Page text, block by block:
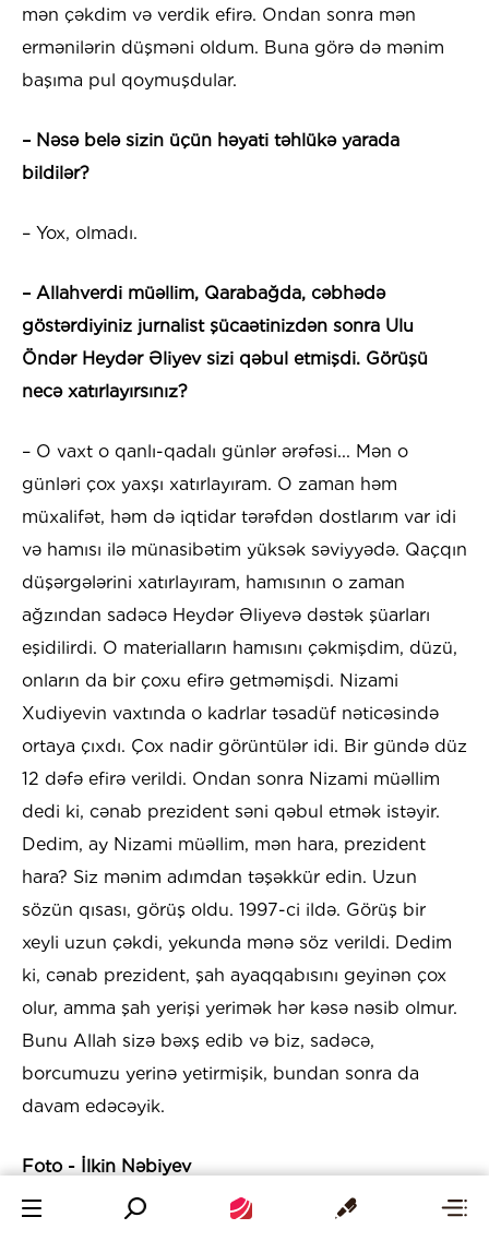
mən çəkdim və verdik efirə. Ondan sonra mən
ermənilərin düşməni oldum. Buna görə də mənim
başıma pul qoymuşdular.
– Nəsə belə sizin üçün həyati təhlükə yarada
bildilər?
– Yox, olmadı.
– Allahverdi müəllim, Qarabağda, cəbhədə
göstərdiyiniz jurnalist şücaətinizdən sonra Ulu
Öndər Heydər Əliyev sizi qəbul etmişdi. Görüşü
necə xatırlayırsınız?
– O vaxt o qanlı-qadalı günlər ərəfəsi... Mən o
günləri çox yaxşı xatırlayıram. O zaman həm
müxalifət, həm də iqtidar tərəfdən dostlarım var idi
və hamısı ilə münasibətim yüksək səviyyədə. Qaçqın
düşərgələrini xatırlayıram, hamısının o zaman
ağzından sadəcə Heydər Əliyevə dəstək şüarları
eşidilirdi. O materialların hamısını çəkmişdim, düzü,
onların da bir çoxu efirə getməmişdi. Nizami
Xudiyevin vaxtında o kadrlar təsadüf nəticəsində
ortaya çıxdı. Çox nadir görüntülər idi. Bir gündə düz
12 dəfə efirə verildi. Ondan sonra Nizami müəllim
dedi ki, cənab prezident səni qəbul etmək istəyir.
Dedim, ay Nizami müəllim, mən hara, prezident
hara? Siz mənim adımdan təşəkkür edin. Uzun
sözün qısası, görüş oldu. 1997-ci ildə. Görüş bir
xeyli uzun çəkdi, yekunda mənə söz verildi. Dedim
ki, cənab prezident, şah ayaqqabısını geyinən çox
olur, amma şah yerişi yerimək hər kəsə nəsib olmur.
Bunu Allah sizə bəxş edib və biz, sadəcə,
borcumuzu yerinə yetirmişik, bundan sonra da
davam edəcəyik.
Foto - İlkin Nəbiyev